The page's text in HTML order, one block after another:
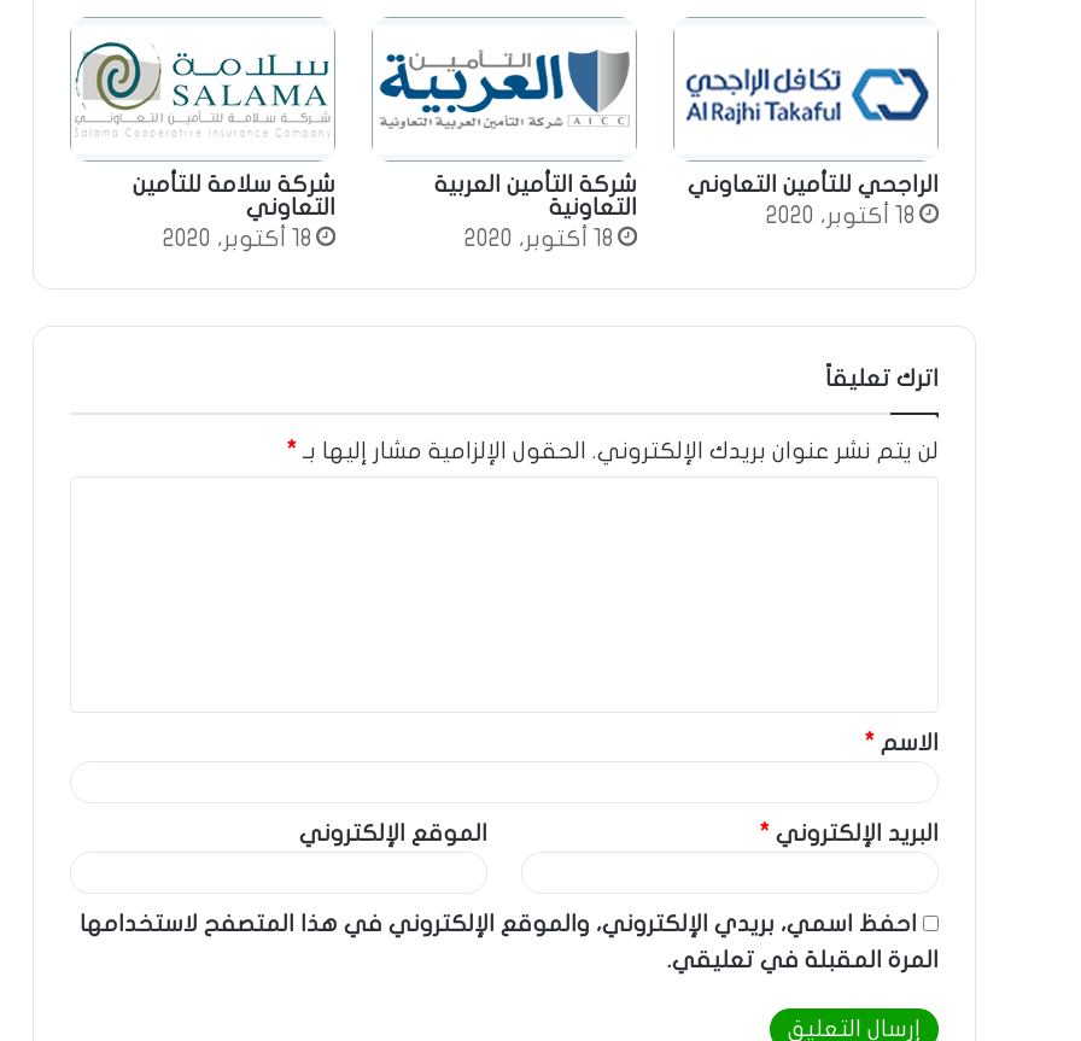
الراجحي للتأمين التعاوني
18 أكتوبر، 2020
شركة التأمين العربية
التعاونية
18 أكتوبر، 2020
شركة سلامة للتأمين
التعاوني
18 أكتوبر، 2020
اترك تعليقاً
لن يتم نشر عنوان بريدك الإلكتروني. الحقول الإلزامية مشار إليها بـ *
ق
*الاسم *
البريد الإلكتروني * الموقع الإلكتروني
احفظ اسمي، بريدي الإلكتروني، والموقع الإلكتروني في هذا المتصفح لاستخدامها
المرة المقبلة في تعليقي.